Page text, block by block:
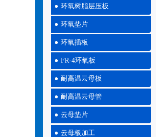
环氧树脂层压板
环氧垫片
环氧插板
FR-4环氧板
耐高温云母板
耐高温云母管
云母垫片
云母板加工